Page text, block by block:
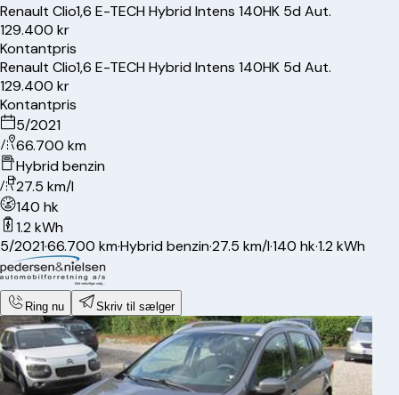
Renault Clio1,6 E-TECH Hybrid Intens 140HK 5d Aut.
129.400 kr
Kontantpris
Renault Clio1,6 E-TECH Hybrid Intens 140HK 5d Aut.
129.400 kr
Kontantpris
5/2021
66.700 km
Hybrid benzin
27.5 km/l
140 hk
1.2 kWh
5/2021·66.700 km·Hybrid benzin·27.5 km/l·140 hk·1.2 kWh
Ring nu Skriv til sælger